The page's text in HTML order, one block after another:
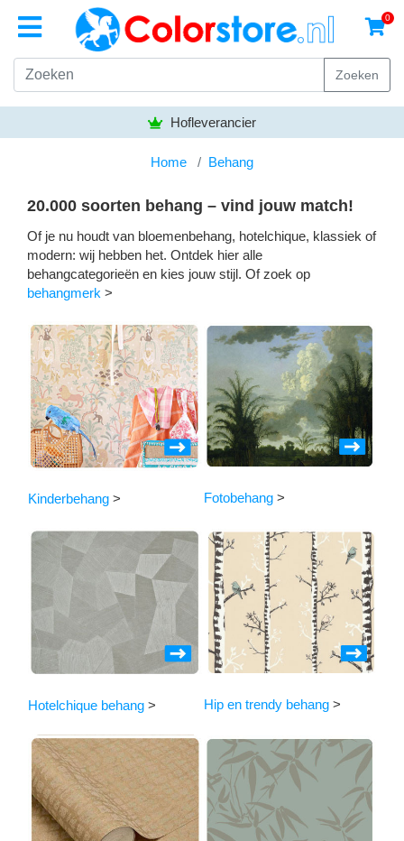
0
Zoeken
Bezorgen gratis vanaf50,- euro
Home Behang
20.000 soorten behang – vind jouw match!
Of je nu houdt van bloemenbehang, hotelchique, klassiek of
modern: wij hebben het. Ontdek hier alle
behangcategorieën en kies jouw stijl. Of zoek op
behangmerk >
Kinderbehang > Fotobehang >
Hotelchique behang > Hip en trendy behang >